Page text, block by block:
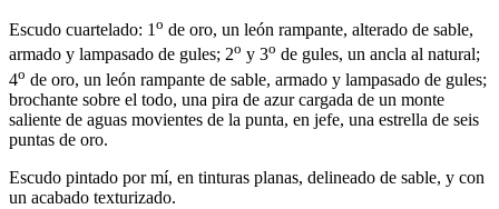
Escudo cuartelado: 1o de oro, un león rampante, alterado de sable,
armado y lampasado de gules; 2o y 3o de gules, un ancla al natural;
4o de oro, un león rampante de sable, armado y lampasado de gules;
brochante sobre el todo, una pira de azur cargada de un monte
saliente de aguas movientes de la punta, en jefe, una estrella de seis
puntas de oro.
Escudo pintado por mí, en tinturas planas, delineado de sable, y con
un acabado texturizado.